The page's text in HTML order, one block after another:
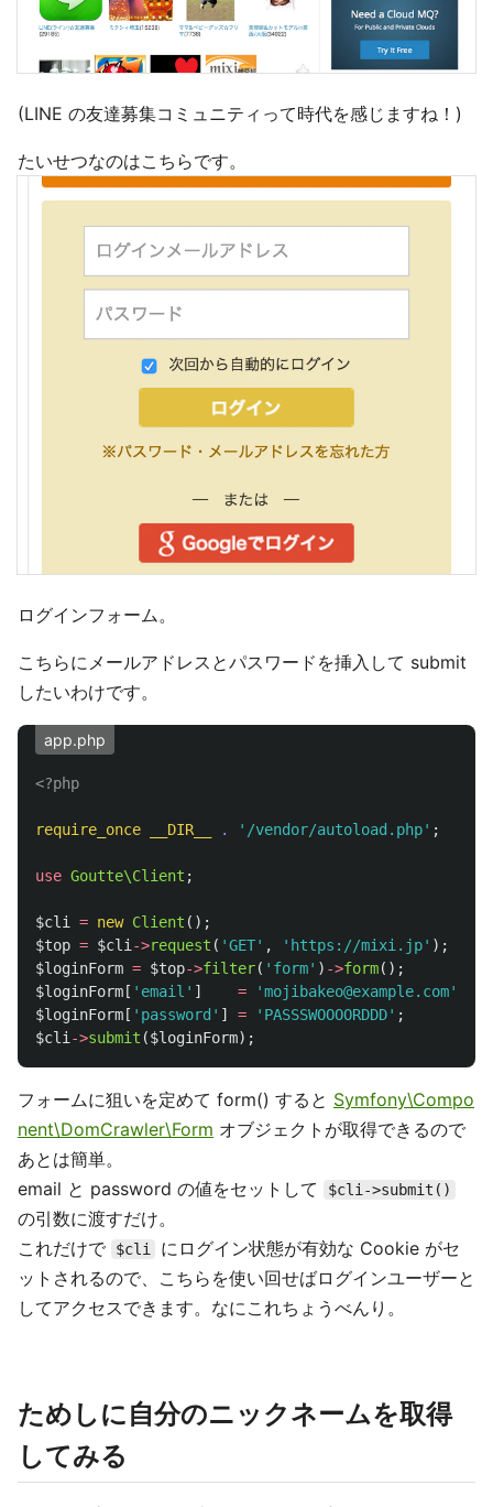
(LINE の友達募集コミュニティって時代を感じますね！)
たいせつなのはこちらです。
ログインフォーム。
こちらにメールアドレスとパスワードを挿入して submit
したいわけです。
app.php
<?php
require_once __DIR__ . '/vendor/autoload.php' ;
use Goutte\Client ;
$cli = new Client ();
$top = $cli->request ( 'GET' , 'https://mixi.jp' );
$loginForm = $top->filter( 'form' ) ->form();
$loginForm [ 'email' ] = 'mojibakeo@example.com'
$loginForm [ 'password' ] = 'PASSSWOOOORDDD' ;
$cli->submit ($loginForm);
フォームに狙いを定めて form() すると Symfony\Compo
nent\DomCrawler\Form オブジェクトが取得できるので
あとは簡単。
email と password の値をセットして
$cli->submit()
の引数に渡すだけ。
これだけで
$cli
にログイン状態が有効な Cookie がセ
ットされるので、こちらを使い回せばログインユーザーと
してアクセスできます。なにこれちょうべんり。
ためしに自分のニックネームを取得
してみる